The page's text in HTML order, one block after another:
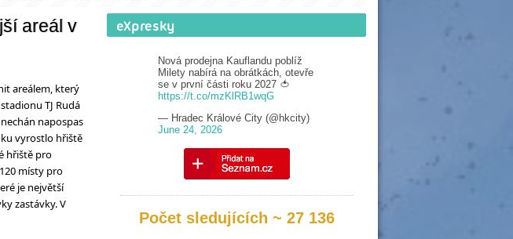
areál v
areálem, který
TJ Rudá
napospas
vyrostlo hřiště
hřiště pro
místy pro
je největší
zastávky. V
Nová prodejna Kauflandu poblíž
Milety nabírá na obrátkách, otevře
se v první části roku 2027 🍅
https://t.co/mzKlRB1wqG
— Hradec Králové City (@hkcity)
June 24, 2026
Počet sledujících ~ 27 136